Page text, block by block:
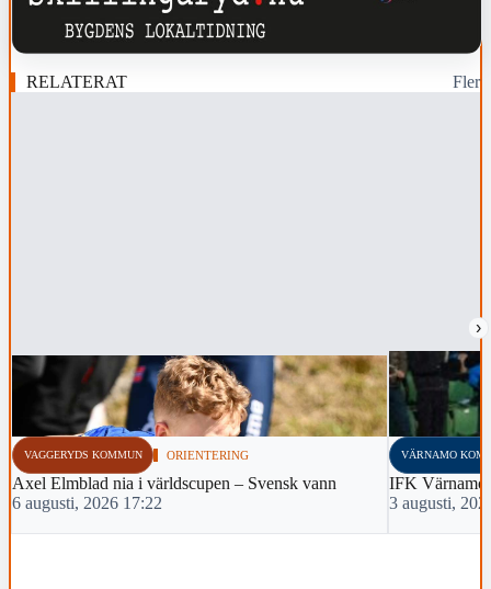
RELATERAT Fler
›
VAGGERYDS KOMMUN ORIENTERING
Axel Elmblad nia i världscupen – Svensk vann
6 augusti, 2026 17:22
VÄRNAMO
IFK Värnamo
3 augusti,